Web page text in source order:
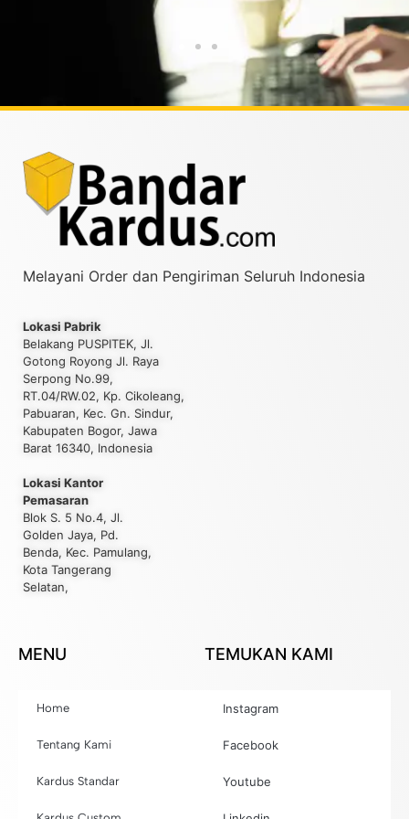
Taufiqurrahman MZ
Melayani Order dan Pengiriman Seluruh Indonesia
Lokasi Pabrik
Belakang PUSPITEK, Jl.
Gotong Royong Jl. Raya
Serpong No.99,
RT.04/RW.02, Kp. Cikoleang,
Pabuaran, Kec. Gn. Sindur,
Kabupaten Bogor, Jawa
Barat 16340, Indonesia
Lokasi Kantor
Pemasaran
Blok S. 5 No.4, Jl.
Golden Jaya, Pd.
Benda, Kec. Pamulang,
Kota Tangerang
Selatan,
MENU
Home
Tentang Kami
Kardus Standar
TEMUKAN KAMI
Instagram
Facebook
Youtube